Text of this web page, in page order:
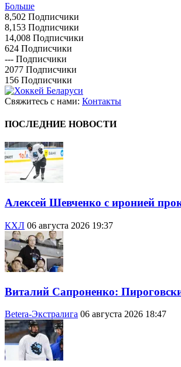
Больше
8,502 Подписчики
8,153 Подписчики
14,008 Подписчики
624 Подписчики
--- Подписчики
2077 Подписчики
156 Подписчики
Свяжитесь с нами: Контакты
ПОСЛЕДНИЕ НОВОСТИ
Алексей Шевченко с иронией
КХЛ 06 августа 2026 19:37
Виталий Сапроненко:
Betera-Экстралига 06 августа 2026 18:47